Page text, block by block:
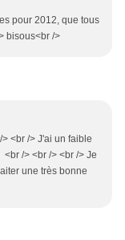
pour 2012, que tous
bisous<br />
<br /> J'ai un faible
/> <br /> <br /> Je
une très bonne